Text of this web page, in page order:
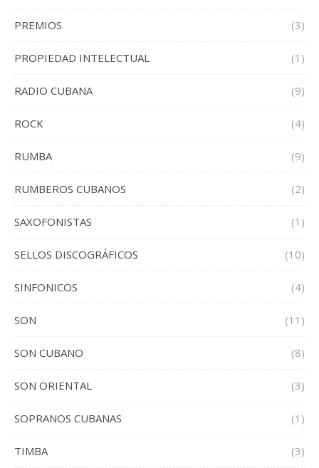
PREMIOS (3)
PROPIEDAD INTELECTUAL (1)
RADIO CUBANA (9)
ROCK (4)
RUMBA (9)
RUMBEROS CUBANOS (2)
SAXOFONISTAS (1)
SELLOS DISCOGRÁFICOS (10)
SINFONICOS (4)
SON (11)
SON CUBANO (8)
SON ORIENTAL (3)
SOPRANOS CUBANAS (1)
TIMBA (3)